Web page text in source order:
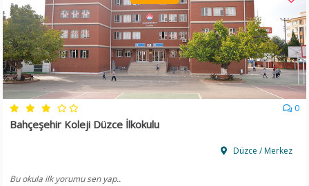
0
Bahçeşehir Koleji Düzce İlkokulu
Düzce / Merkez
Bu okula ilk yorumu sen yap..